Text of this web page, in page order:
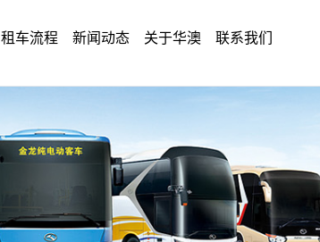
租车流程 新闻动态 关于华澳 联系我们